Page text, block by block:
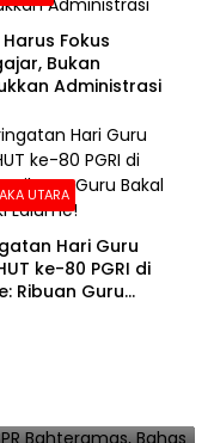
Fokus
Bukan
Administrasi
UTARA
Hari Guru
ke-80 PGRI di
Ribuan Guru
BPR Bahteramas,